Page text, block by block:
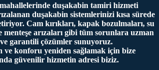
duşakabin tamiri hizmeti
duşakabin sistemlerinizi kısa sürede
Cam kırıkları, kapak bozulmaları, su
menteşe arızaları gibi tüm sorunlara uzman
garantili çözümler sunuyoruz.
ve konforu yeniden sağlamak için bize
güvenilir hizmetin adresi biziz.